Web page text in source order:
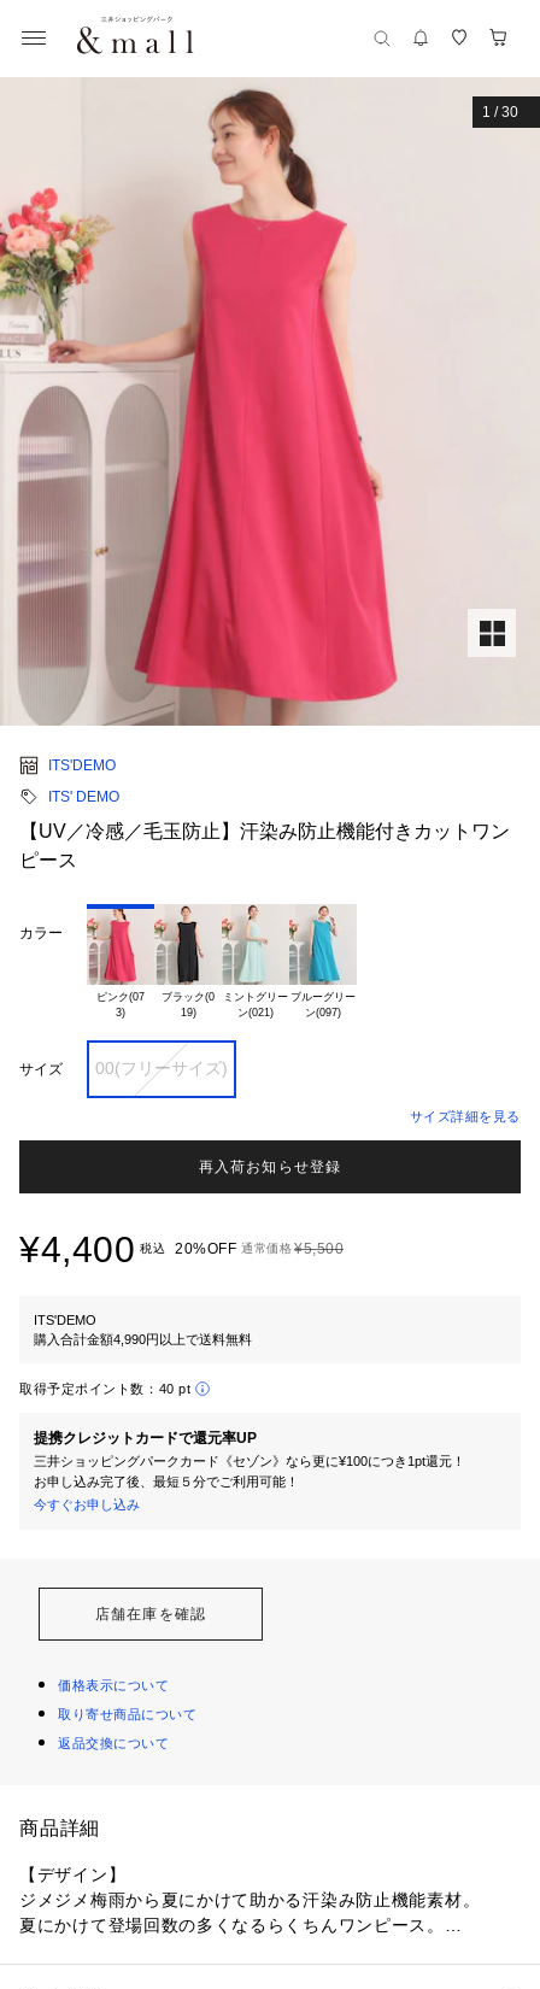
1 /30
ITS'DEMO
ITS' DEMO
【UV／冷感／毛玉防止】汗染み防止機能付きカットワン
ピース
カラー
ピンク(07
ブラック(0
19)
ミントグリー ブルーグリー
サイズ 00(フリーサイズ)
サイズ詳細を見る
再入荷お知らせ登録
¥4,400 税込 20%OFF 通常価格¥5,500
ITS'DEMO
購入合計金額4,990円以上で送料無料
取得予定ポイント数： 40 pt
提携クレジットカードで還元率UP
三井ショッピングパークカード《セゾン》なら更に¥100につき1pt還元！
お申し込み完了後、最短５分でご利用可能！
今すぐお申し込み
店舗在庫を確認
価格表示について
取り寄せ商品について
返品交換について
商品詳細
【デザイン】
ジメジメ梅雨から夏にかけて助かる汗染み防止機能素材。
夏にかけて登場回数の多くなるらくちんワンピース。